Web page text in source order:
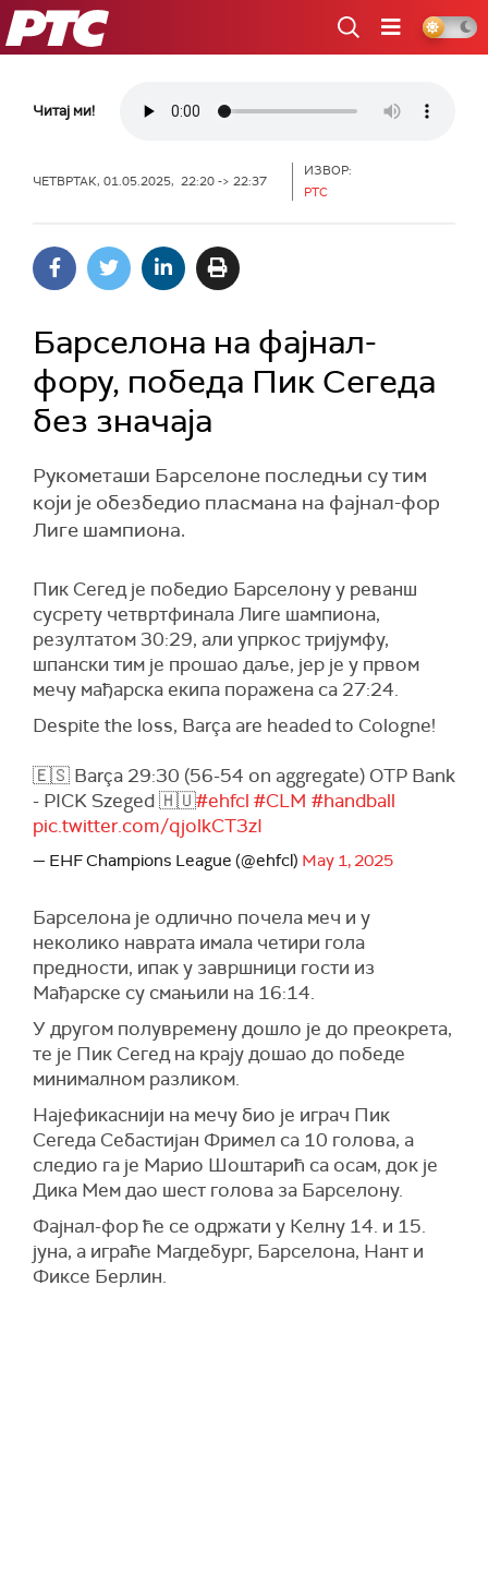
РТС
Читај ми!
ЧЕТВРТАК, 01.05.2025, 22:20 -> 22:37
ИЗВОР:
РТС
Барселона на фајнал-
фору, победа Пик Сегеда
без значаја
Рукометаши Барселоне последњи су тим
који је обезбедио пласмана на фајнал-фор
Лиге шампиона.
Пик Сегед је победио Барселону у реванш
сусрету четвртфинала Лиге шампиона,
резултатом 30:29, али упркос тријумфу,
шпански тим је прошао даље, јер је у првом
мечу мађарска екипа поражена са 27:24.
Despite the loss, Barça are headed to Cologne!
🇪🇸 Barça 29:30 (56-54 on aggregate) OTP Bank
- PICK Szeged 🇭🇺#ehfcl #CLM #handball
pic.twitter.com/qjolkCT3zI
— EHF Champions League (@ehfcl) May 1, 2025
Барселона је одлично почела меч и у
неколико наврата имала четири гола
предности, ипак у завршници гости из
Мађарске су смањили на 16:14.
У другом полувремену дошло је до преокрета,
те је Пик Сегед на крају дошао до победе
минималном разликом.
Најефикаснији на мечу био је играч Пик
Сегеда Себастијан Фримел са 10 голова, а
следио га је Марио Шоштарић са осам, док је
Дика Мем дао шест голова за Барселону.
Фајнал-фор ће се одржати у Келну 14. и 15.
јуна, а играће Магдебург, Барселона, Нант и
Фиксе Берлин.